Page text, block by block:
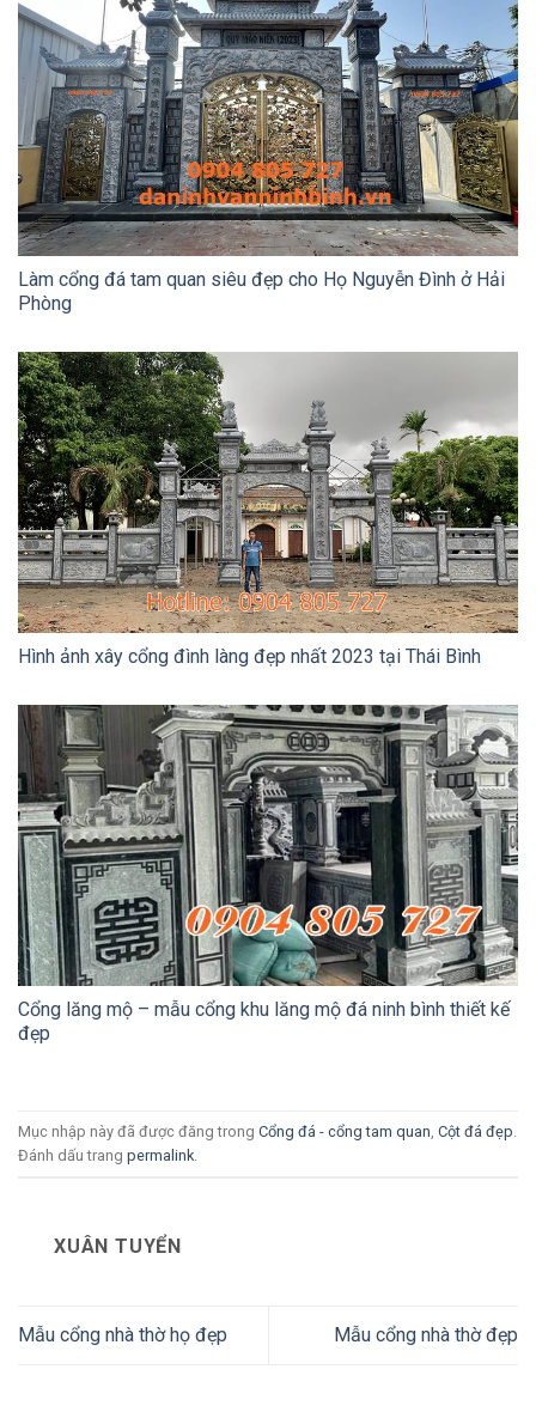
Làm cổng đá tam quan siêu đẹp cho Họ Nguyễn Đình ở Hải
Phòng
Hình ảnh xây cổng đình làng đẹp nhất 2023 tại Thái Bình
Cổng lăng mộ – mẫu cổng khu lăng mộ đá ninh bình thiết kế
đẹp
Mục nhập này đã được đăng trong Cổng đá - cổng tam quan Cột đá đẹp
Đánh dấu trang permalink
XUÂN TUYỂN
Mẫu cổng nhà thờ họ đẹp Mẫu cổng nhà thờ đẹp